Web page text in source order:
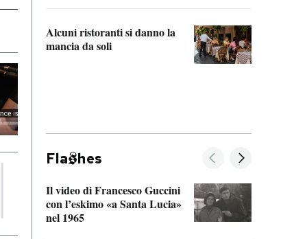
Alcuni ristoranti si danno la
mancia da soli
Fla hes
Il video di Francesco Guccini
con l’eskimo «a Santa Lucia»
nel 1965